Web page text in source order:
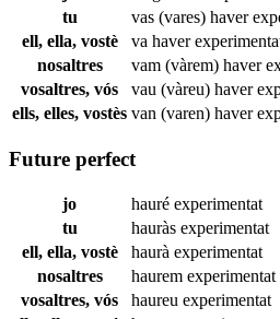
tu
vas (vares) haver
ell, ella, vostè
va haver
nosaltres
vam (vàrem) haver
vosaltres, vós
vau (vàreu) haver
ells, elles, vostès van (varen) haver
Future perfect
jo hauré experimentat
tu
hauràs experimentat
ell, ella, vostè
haurà experimentat
nosaltres
haurem experimentat
vosaltres, vós
haureu experimentat